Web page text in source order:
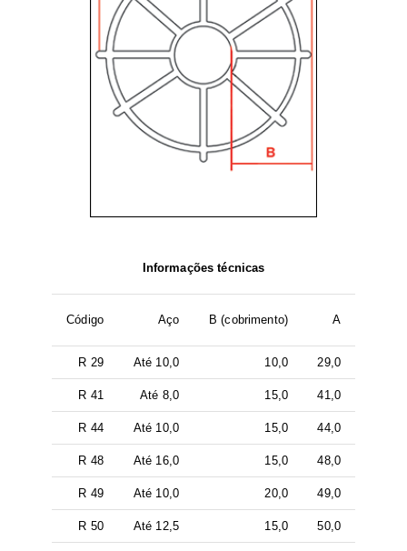
Informações técnicas
Código Aço B (cobrimento) A
R 29 Até 10,0 10,0 29,0
R 41 Até 8,0 15,0 41,0
R 44 Até 10,0 15,0 44,0
R 48 Até 16,0 15,0 48,0
R 49 Até 10,0 20,0 49,0
R 50 Até 12,5 15,0 50,0